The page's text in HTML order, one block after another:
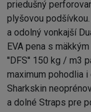
priedušný
plyšovou
a odolný vonkajší
EVA pena s
''DFS'' 150 kg / m3
maximum pohodlia i
Sharkskin
a dolné Straps pre